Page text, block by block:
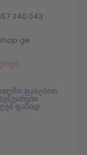
340 043
ფასებით.
ფასად.